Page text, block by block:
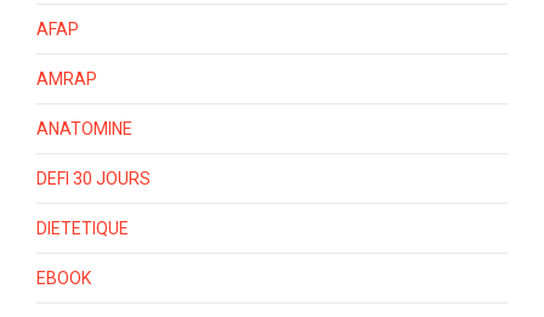
AFAP
AMRAP
ANATOMINE
DEFI 30 JOURS
DIETETIQUE
EBOOK